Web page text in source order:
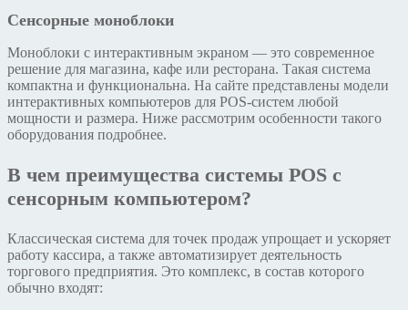
Сенсорные моноблоки
Моноблоки с интерактивным экраном — это современное
решение для магазина, кафе или ресторана. Такая система
компактна и функциональна. На сайте представлены модели
интерактивных компьютеров для POS-систем любой
мощности и размера. Ниже рассмотрим особенности такого
оборудования подробнее.
В чем преимущества системы POS с
сенсорным компьютером?
Классическая система для точек продаж упрощает и ускоряет
работу кассира, а также автоматизирует деятельность
торгового предприятия. Это комплекс, в состав которого
обычно входят: